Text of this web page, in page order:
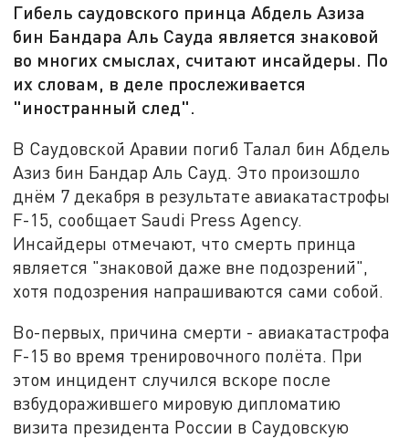
Гибель саудовского принца Абдель Азиза
бин Бандара Аль Сауда является знаковой
во многих смыслах, считают инсайдеры. По
их словам, в деле прослеживается
"иностранный след".
В Саудовской Аравии погиб Талал бин Абдель
Азиз бин Бандар Аль Сауд. Это произошло
днём 7 декабря в результате авиакатастрофы
F-15, сообщает Saudi Press Agency.
Инсайдеры отмечают, что смерть принца
является "знаковой даже вне подозрений",
хотя подозрения напрашиваются сами собой.
Во-первых, причина смерти - авиакатастрофа
F-15 во время тренировочного полёта. При
этом инцидент случился вскоре после
взбудоражившего мировую дипломатию
визита президента России в Саудовскую